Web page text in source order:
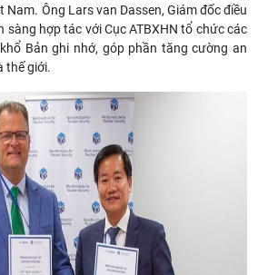
Nam. Ông Lars van Dassen, Giám đốc điều
sàng hợp tác với Cục ATBXHN tổ chức các
Bản ghi nhớ, góp phần tăng cường an
thế giới.